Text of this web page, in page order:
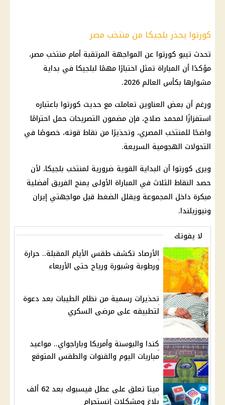
كورتوا يحذر بلجيكا من منتخب مصر
تحدث تيبو كورتوا عن المواجهة المرتقبة أمام منتخب مصر،
مؤكدًا أن المباراة تمثل اختبارًا مهمًا لبلجيكا في بداية
مشوارها بكأس العالم 2026.
ورغم أن بعض العناوين تعاملت مع حديث كورتوا باعتباره
استفزازًا لمحمد صلاح، فإن مضمون التصريحات حمل احترامًا
واضحًا للمنتخب المصري، وتحذيرًا من نقاط قوته، خصوصًا في
التحولات الهجومية السريعة.
ويرى كورتوا أن البداية القوية ضرورية لمنتخب بلجيكا، لأن
حصد النقاط الثلاث في المباراة الأولى يمنح الفريق أفضلية
مبكرة داخل المجموعة ويقلل الضغط قبل مواجهتي إيران
ونيوزيلندا.
لا يفوتك
الأرصاد تكشف طقس الأيام المقبلة.. حرارة
ورطوبة وشبورة ورياح حتى الأربعاء
تحذيرات رسمية من نظام الطيبات بعد دعوة
لتطبيقه على مرضى السكري
كندا والبوسنة وأمريكا وباراجواي.. مواعيد
مباريات اليوم والقنوات والطقس المتوقع
ميتا تعلق على عطل فيسبوك بعد 62 ألف
بلاغ ومشكلات إنستجرام